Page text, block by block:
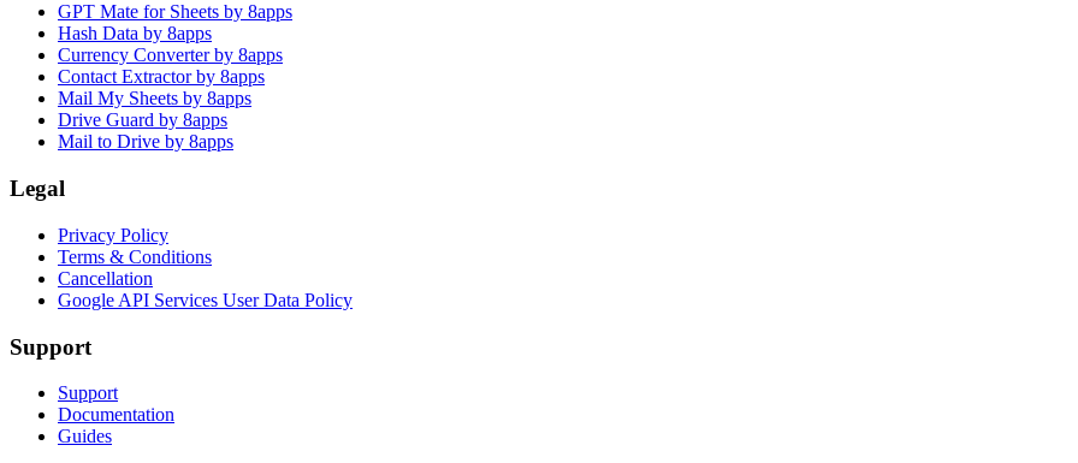
GPT Mate for Sheets by 8apps
Hash Data by 8apps
Currency Converter by 8apps
Contact Extractor by 8apps
Mail My Sheets by 8apps
Drive Guard by 8apps
Mail to Drive by 8apps
Legal
Privacy Policy
Terms & Conditions
Cancellation
Google API Services User Data Policy
Support
Support
Documentation
Guides